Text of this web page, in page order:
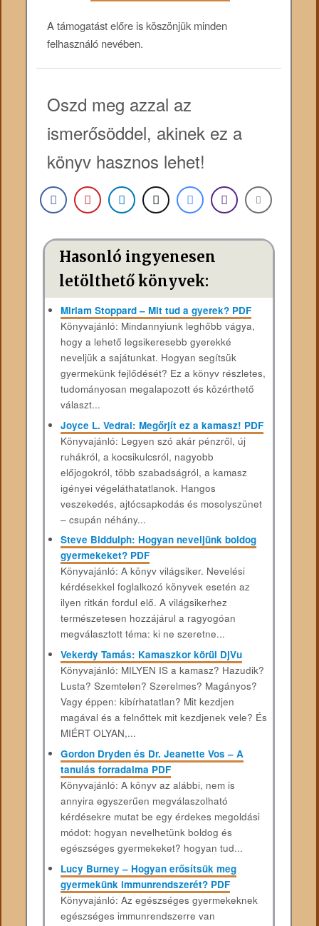
A támogatást előre is köszönjük minden
felhasználó nevében.
Oszd meg azzal az
ismerősöddel, akinek ez a
könyv hasznos lehet!
Hasonló ingyenesen
letölthető könyvek:
Miriam Stoppard – Mit tud a gyerek? PDF
Könyvajánló: Mindannyiunk leghőbb vágya,
hogy a lehető legsikeresebb gyerekké
neveljük a sajátunkat. Hogyan segítsük
gyermekünk fejlődését? Ez a könyv részletes,
tudományosan megalapozott és közérthető
választ...
Joyce L. Vedral: Megőrjít ez a kamasz! PDF
Könyvajánló: Legyen szó akár pénzről, új
ruhákról, a kocsikulcsról, nagyobb
előjogokról, több szabadságról, a kamasz
igényei végeláthatatlanok. Hangos
veszekedés, ajtócsapkodás és mosolyszünet
– csupán néhány...
Steve Biddulph: Hogyan ​neveljünk boldog
gyermekeket? PDF
Könyvajánló: A könyv világsiker. Nevelési
kérdésekkel foglalkozó könyvek esetén az
ilyen ritkán fordul elő. A világsikerhez
természetesen hozzájárul a ragyogóan
megválasztott téma: ki ne szeretne...
Vekerdy Tamás: Kamaszkor körül DjVu
Könyvajánló: MILYEN IS a kamasz? Hazudik?
Lusta? Szemtelen? Szerelmes? Magányos?
Vagy éppen: kibírhatatlan? Mit kezdjen
magával és a felnőttek mit kezdjenek vele? És
MIÉRT OLYAN,...
Gordon Dryden és Dr. Jeanette Vos – A
tanulás forradalma PDF
Könyvajánló: A könyv az alábbi, nem is
annyira egyszerűen megválaszolható
kérdésekre mutat be egy érdekes megoldási
módot: hogyan nevelhetünk boldog és
egészséges gyermekeket? hogyan tud...
Lucy Burney – Hogyan erősítsük meg
gyermekünk immunrendszerét? PDF
Könyvajánló: Az egészséges gyermekeknek
egészséges immunrendszerre van